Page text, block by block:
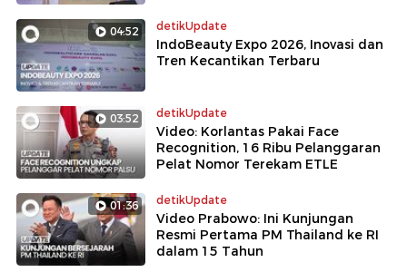
04:52 detikUpdate
IndoBeauty Expo 2026, Inovasi dan
Tren Kecantikan Terbaru
03:52 detikUpdate
Video: Korlantas Pakai Face
Recognition, 16 Ribu Pelanggaran
Pelat Nomor Terekam ETLE
01:36 detikUpdate
Video Prabowo: Ini Kunjungan
Resmi Pertama PM Thailand ke RI
dalam 15 Tahun